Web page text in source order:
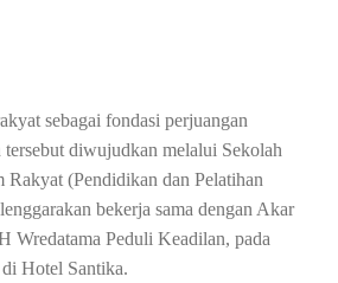
sebagai fondasi perjuangan
diwujudkan melalui Sekolah
Rakyat (Pendidikan dan Pelatihan
bekerja sama dengan Akar
Wredatama Peduli Keadilan, pada
Hotel Santika.